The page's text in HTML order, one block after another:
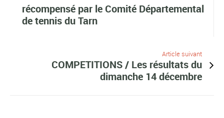
récompensé par le Comité Départemental
de tennis du Tarn
Article suivant
COMPETITIONS / Les résultats du
dimanche 14 décembre